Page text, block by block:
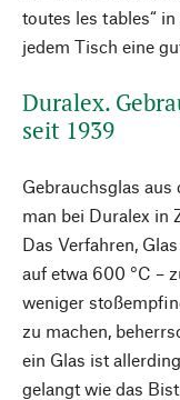
toutes les tables“
jedem Tisch eine
Duralex.
seit 1939
Gebrauchsglas
man bei Duralex in
Das Verfahren,
auf etwa 600 °C –
weniger
zu machen,
ein Glas ist
gelangt wie das